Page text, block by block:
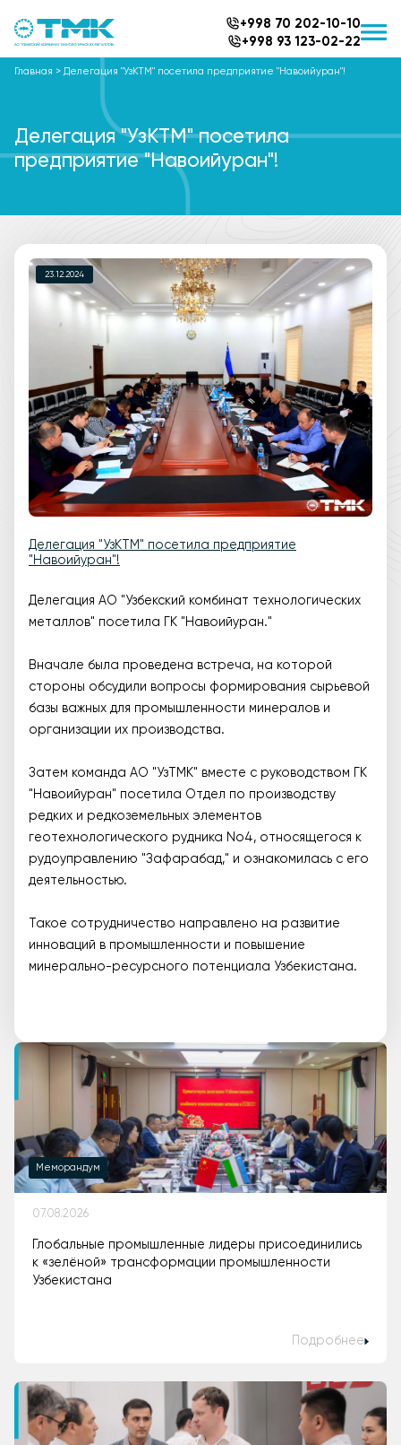
+998 70 202-10-10
+998 93 123-02-22
Главная > Делегация "УзКТМ" посетила предприятие "Навоийуран"!
Делегация "УзКТМ" посетила
предприятие "Навоийуран"!
23.12.2024
Делегация "УзКТМ" посетила предприятие
"Навоийуран"!
Делегация АО "Узбекский комбинат технологических
металлов" посетила ГК "Навоийуран."
Вначале была проведена встреча, на которой
стороны обсудили вопросы формирования сырьевой
базы важных для промышленности минералов и
организации их производства.
Затем команда АО "УзТМК" вместе с руководством ГК
"Навоийуран" посетила Отдел по производству
редких и редкоземельных элементов
геотехнологического рудника No4, относящегося к
рудоуправлению "Зафарабад," и ознакомилась с его
деятельностью.
Такое сотрудничество направлено на развитие
инноваций в промышленности и повышение
минерально-ресурсного потенциала Узбекистана.
Меморандум
07.08.2026
Глобальные промышленные лидеры присоединились
к «зелёной» трансформации промышленности
Узбекистана
Подробнее